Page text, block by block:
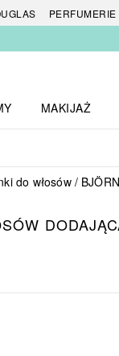
PERFUMERIE
MAKIJAŻ
do włosów